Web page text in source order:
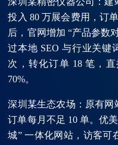
投入 80 万展会费用，订
后，官网增加 “产品参数
过本地 SEO 与行业关键
次，转化订单 18 笔，
70%。
深圳某生态农场：原有网
订单每月不足 10 单。优
城” 一体化网站，访客可